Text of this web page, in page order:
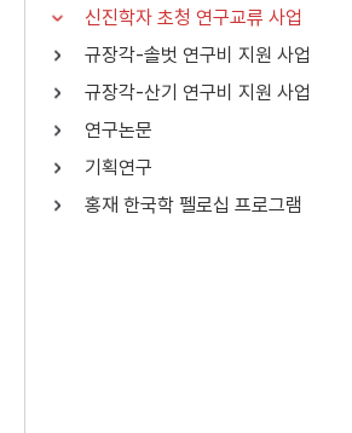
OR 정조 OR
신진학자 초청 연구교류 사업
규장각-솔벗 연구비 지원 사업
규장각-산기 연구비 지원 사업
연구논문
기획연구
홍재 한국학 펠로십 프로그램